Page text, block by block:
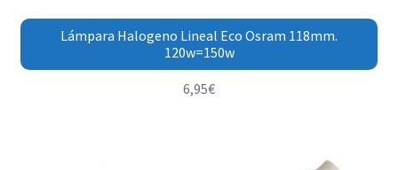
Lámpara Halogeno Lineal Eco Osram 118mm.
120w=150w
6,95€